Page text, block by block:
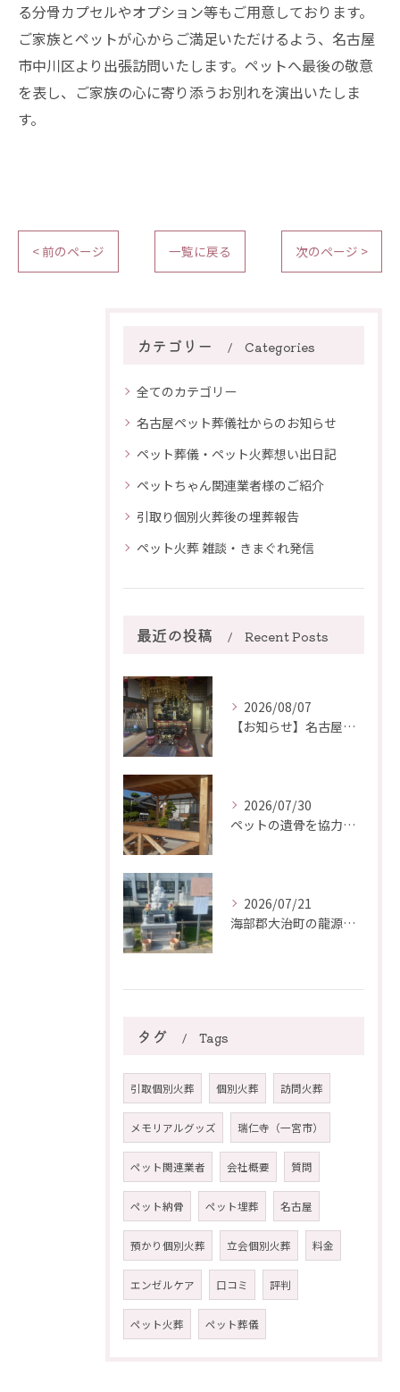
る分骨カプセルやオプション等もご用意しております。
ご家族とペットが心からご満足いただけるよう、名古屋
市中川区より出張訪問いたします。ペットへ最後の敬意
を表し、ご家族の心に寄り添うお別れを演出いたしま
す。
< 前のページ 一覧に戻る 次のページ >
カテゴリー Categories
全てのカテゴリー
名古屋ペット葬儀社からのお知らせ
ペット葬儀・ペット火葬想い出日記
ペットちゃん関連業者様のご紹介
引取り個別火葬後の埋葬報告
ペット火葬 雑談・きまぐれ発信
最近の投稿 Recent Posts
2026/08/07
【お知らせ】名古屋市熱田区にある「圓福寺」様にて、ご葬儀が可...
2026/07/30
ペットの遺骨を協力寺院に埋葬いたしました（7月）一宮市【瑞仁寺】
2026/07/21
海部郡大治町の龍源寺でペット葬儀・ペット納骨ができるようになりました
タグ Tags
引取個別火葬 個別火葬 訪問火葬
メモリアルグッズ 瑞仁寺（一宮市）
ペット関連業者 会社概要 質問
ペット納骨 ペット埋葬 名古屋
預かり個別火葬 立会個別火葬 料金
エンゼルケア 口コミ 評判
ペット火葬 ペット葬儀